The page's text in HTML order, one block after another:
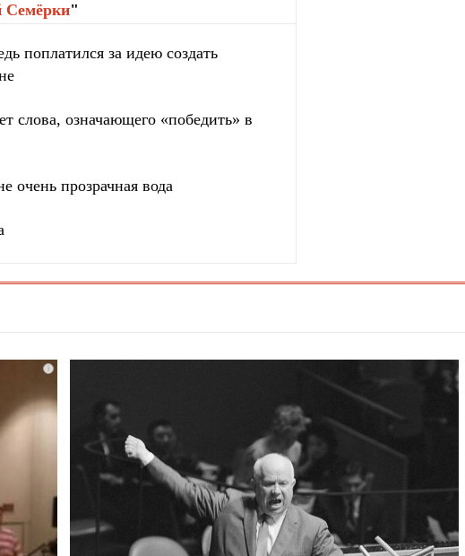
Cемёрки"
поплатился за идею создать
слова, означающего «победить» в
очень прозрачная вода
i